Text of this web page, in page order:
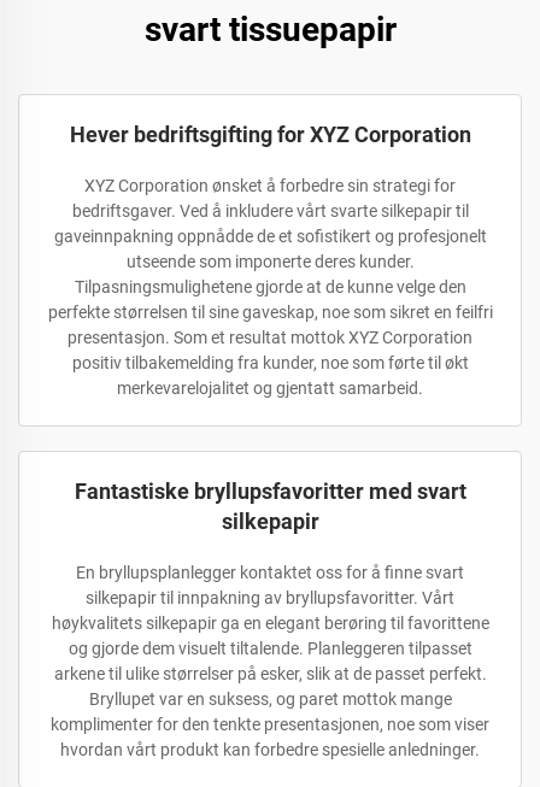
svart tissuepapir
Hever bedriftsgifting for XYZ Corporation
XYZ Corporation ønsket å forbedre sin strategi for
bedriftsgaver. Ved å inkludere vårt svarte silkepapir til
gaveinnpakning oppnådde de et sofistikert og profesjonelt
utseende som imponerte deres kunder.
Tilpasningsmulighetene gjorde at de kunne velge den
perfekte størrelsen til sine gaveskap, noe som sikret en feilfri
presentasjon. Som et resultat mottok XYZ Corporation
positiv tilbakemelding fra kunder, noe som førte til økt
merkevarelojalitet og gjentatt samarbeid.
Fantastiske bryllupsfavoritter med svart
silkepapir
En bryllupsplanlegger kontaktet oss for å finne svart
silkepapir til innpakning av bryllupsfavoritter. Vårt
høykvalitets silkepapir ga en elegant berøring til favorittene
og gjorde dem visuelt tiltalende. Planleggeren tilpasset
arkene til ulike størrelser på esker, slik at de passet perfekt.
Bryllupet var en suksess, og paret mottok mange
komplimenter for den tenkte presentasjonen, noe som viser
hvordan vårt produkt kan forbedre spesielle anledninger.